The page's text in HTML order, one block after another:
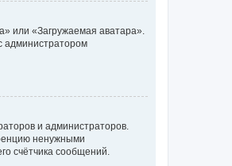
или «Загружаемая аватара».
администратором
и администраторов.
ненужными
счётчика сообщений.